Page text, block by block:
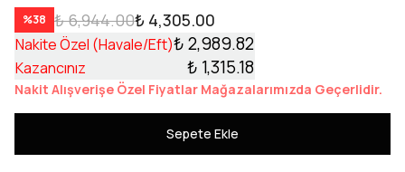
%38 ₺ 6,944.00₺ 4,305.00
Nakite Özel (Havale/Eft)₺ 2,989.82
Kazancınız ₺ 1,315.18
Nakit Alışverişe Özel Fiyatlar Mağazalarımızda Geçerlidir.
Sepete Ekle